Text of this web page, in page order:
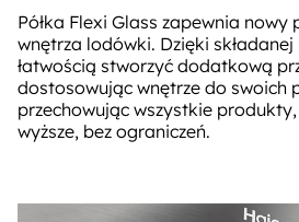
Półka Flexi Glass zapewnia
wnętrza lodówki. Dzięki
łatwością stworzyć dodatkową
dostosowując wnętrze do swoich
przechowując wszystkie
wyższe, bez ograniczeń.